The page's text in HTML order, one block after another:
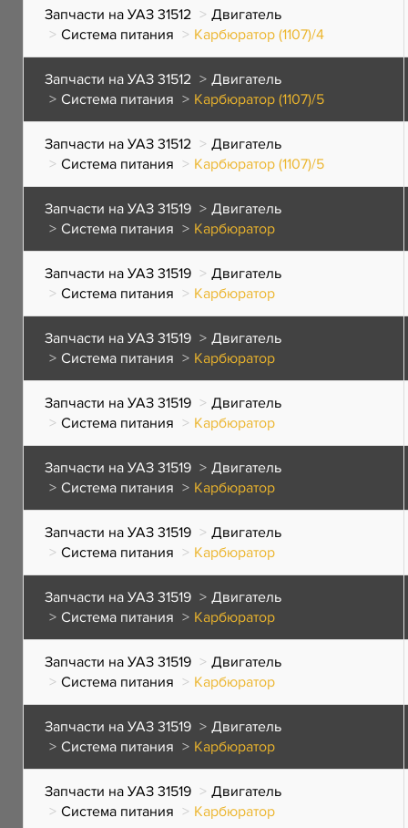
Запчасти на УАЗ 31512
Двигатель
Система питания
Карбюратор (1107)/4
Запчасти на УАЗ 31512
Двигатель
Система питания
Карбюратор (1107)/5
Запчасти на УАЗ 31512
Двигатель
Система питания
Карбюратор (1107)/5
Запчасти на УАЗ 31519
Двигатель
Система питания
Карбюратор
Запчасти на УАЗ 31519
Двигатель
Система питания
Карбюратор
Запчасти на УАЗ 31519
Двигатель
Система питания
Карбюратор
Запчасти на УАЗ 31519
Двигатель
Система питания
Карбюратор
Запчасти на УАЗ 31519
Двигатель
Система питания
Карбюратор
Запчасти на УАЗ 31519
Двигатель
Система питания
Карбюратор
Запчасти на УАЗ 31519
Двигатель
Система питания
Карбюратор
Запчасти на УАЗ 31519
Двигатель
Система питания
Карбюратор
Запчасти на УАЗ 31519
Двигатель
Система питания
Карбюратор
Запчасти на УАЗ 31519
Двигатель
Система питания
Карбюратор